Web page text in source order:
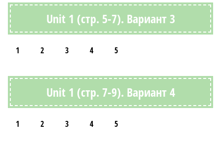
Unit 1 (стр. 5-7). Вариант 3
1 2 3 4 5
Unit 1 (стр. 7-9). Вариант 4
1 2 3 4 5